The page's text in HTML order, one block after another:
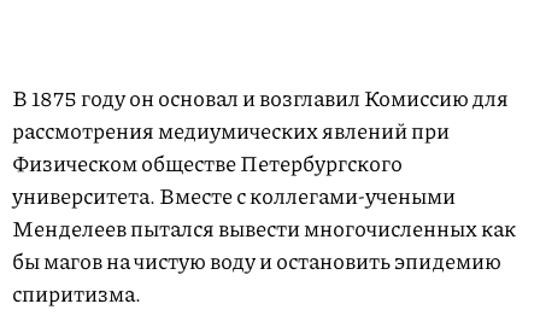
В 1875 году он основал и возглавил Комиссию для
рассмотрения медиумических явлений при
Физическом обществе Петербургского
университета. Вместе с коллегами-учеными
Менделеев пытался вывести многочисленных как
бы магов на чистую воду и остановить эпидемию
спиритизма.